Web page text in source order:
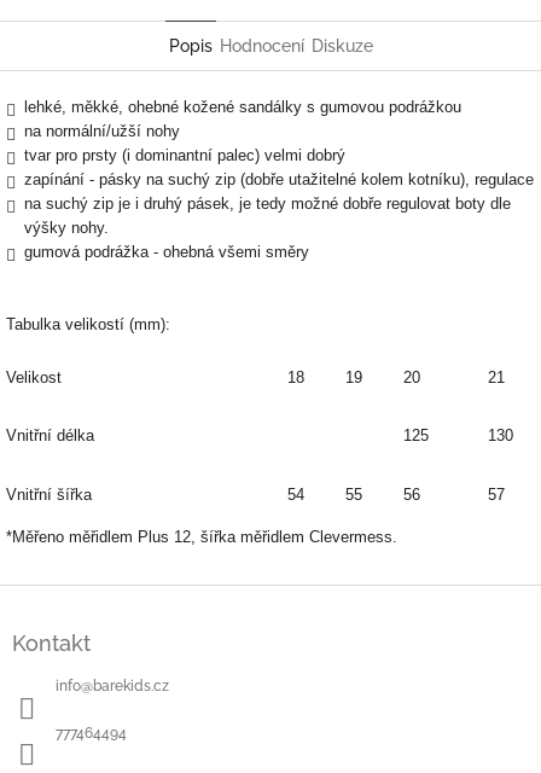
Popis Hodnocení Diskuze
lehké, měkké, ohebné kožené sandálky s gumovou podrážkou
na normální/užší nohy
tvar pro prsty (i dominantní palec) velmi dobrý
zapínání - pásky na suchý zip (dobře utažitelné kolem kotníku), regulace
na suchý zip je i druhý pásek, je tedy možné dobře regulovat boty dle
výšky nohy.
gumová podrážka - ohebná všemi směry
Tabulka velikostí (mm):
Velikost 18 19 20 21
Vnitřní délka 125 130
Vnitřní šířka 54 55 56 57
*Měřeno měřidlem Plus 12, šířka měřidlem Clevermess.
Kontakt
info@barekids.cz
777464494